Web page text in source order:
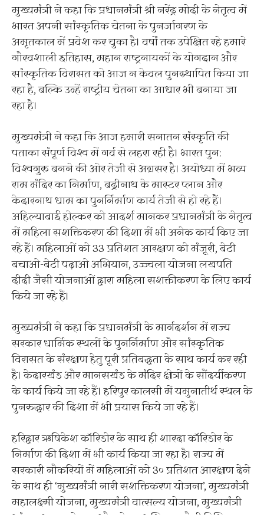
मुख्यमंत्री ने कहा कि प्रधानमंत्री श्री नरेंद्र मोदी के नेतृत्व में
भारत अपनी सांस्कृतिक चेतना के पुनर्जागरण के
अमृतकाल में प्रवेश कर चुका है। वर्षों तक उपेक्षित रहे हमारे
गौरवशाली इतिहास, महान राष्ट्रनायकों के योगदान और
सांस्कृतिक विरासत को आज न केवल पुनस्र्थापित किया जा
रहा है, बल्कि उन्हें राष्ट्रीय चेतना का आधार भी बनाया जा
रहा है।
मुख्यमंत्री ने कहा कि आज हमारी सनातन संस्कृति की
पताका संपूर्ण विश्व में गर्व से लहरा रही है। भारत पुन:
विश्वगुरु बनने की ओर तेजी से अग्रसर है। अयोध्या में भव्य
राम मंदिर का निर्माण, बद्रीनाथ के मास्टर प्लान और
केदारनाथ धाम का पुनर्निर्माण कार्य तेजी से हो रहे हैं।
अहिल्याबाई होल्कर को आदर्श मानकर प्रधानमंत्री के नेतृत्व
में महिला सशक्तिकरण की दिशा में भी अनेक कार्य किए जा
रहे हैं। महिलाओं को 33 प्रतिशत आरक्षण को मंजूरी, बेटी
बचाओ-बेटी पढ़ाओ अभियान, उज्ज्वला योजना लखपति
दीदी जैसी योजनाओं द्वारा महिला सशक्तीकरण के लिए कार्य
किये जा रहे हैं।
मुख्यमंत्री ने कहा कि प्रधानमंत्री के मार्गदर्शन में राज्य
सरकार धार्मिक स्थलों के पुनर्निर्माण और सांस्कृतिक
विरासत के संरक्षण हेतु पूरी प्रतिबद्धता के साथ कार्य कर रही
है। केदारखंड और मानसखंड के मंदिर क्षेत्रों के सौंदर्यीकरण
के कार्य किये जा रहे हैं। हरिपुर कालसी में यमुनातीर्थ स्थल के
पुनरुद्धार की दिशा में भी प्रयास किये जा रहे हैं।
हरिद्वार ऋषिकेश कॉरिडोर के साथ ही शारदा कॉरिडोर के
निर्माण की दिशा में भी कार्य किया जा रहा है। राज्य में
सरकारी नौकरियों में महिलाओं को 3० प्रतिशत आरक्षण देने
के साथ ही ‘मुख्यमंत्री नारी सशक्तिकरण योजना’, मुख्यमंत्री
महालक्ष्मी योजना, मुख्यमंत्री वात्सल्य योजना, मुख्यमंत्री